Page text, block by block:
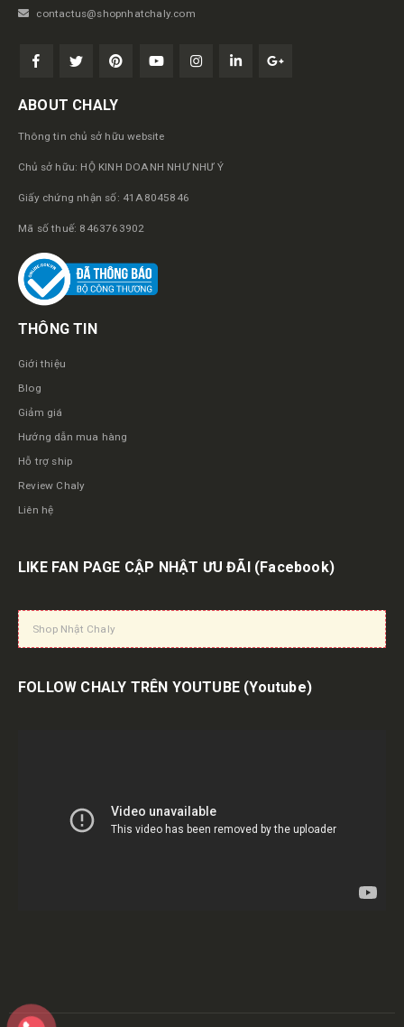
contactus@shopnhatchaly.com
ABOUT CHALY
Thông tin chủ sở hữu website
Chủ sở hữu: HỘ KINH DOANH NHƯ NHƯ Ý
Giấy chứng nhận số: 41A8045846
Mã số thuế: 8463763902
THÔNG TIN
Giới thiệu
Blog
Giảm giá
Hướng dẫn mua hàng
Hỗ trợ ship
Review Chaly
Liên hệ
LIKE FAN PAGE CẬP NHẬT ƯU ĐÃI (Facebook)
Shop Nhật Chaly
FOLLOW CHALY TRÊN YOUTUBE (Youtube)